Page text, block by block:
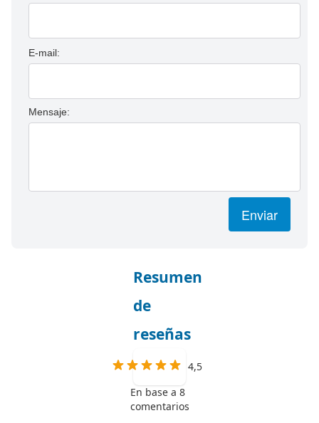
E-mail:
Mensaje:
Enviar
Resumen
de
reseñas
4,5
En base a 8
comentarios